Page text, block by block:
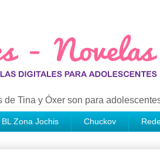
Tina y Óxer son para
BL Zona Jochis Chuckov